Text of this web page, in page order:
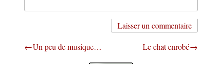
Navigation
Un peu de musique… Le chat enrobé